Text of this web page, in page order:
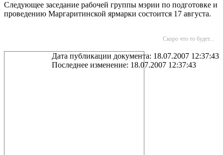
Следующее заседание рабочей группы мэрии по подготовке и
проведению Маргаритинской ярмарки состоится 17 августа.
Скоро что то будет...
Дата публикации документа: 18.07.2007 12:37:43
Последнее изменение: 18.07.2007 12:37:43